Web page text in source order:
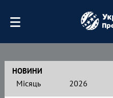
НОВИНИ
Місяць 2026